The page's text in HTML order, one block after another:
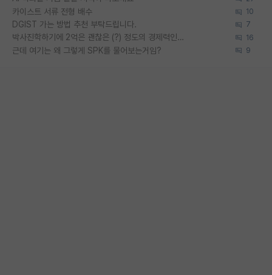
카이스트 서류 전형 배수 10
DGIST 가는 방법 추천 부탁드립니다. 7
박사진학하기에 2억은 괜찮은 (?) 정도의 경제력인가요 16
근데 여기는 왜 그렇게 SPK를 물어보는거임? 9